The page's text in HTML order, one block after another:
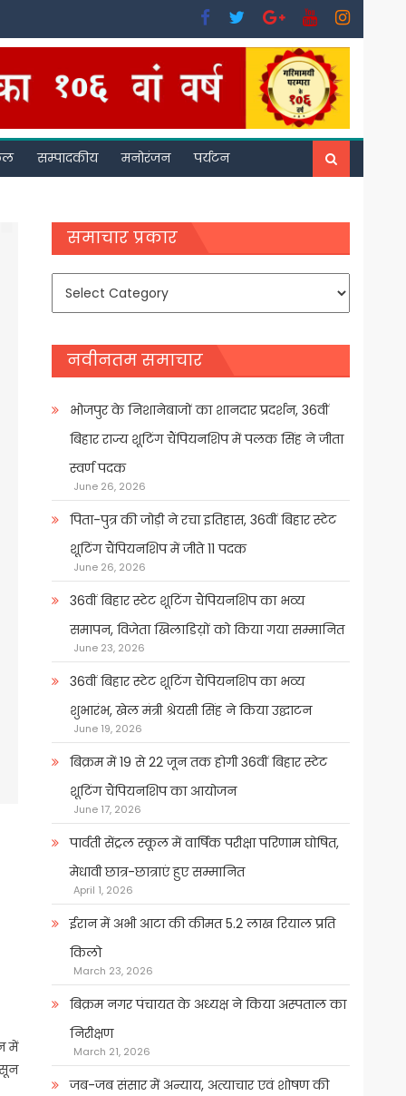
सम्पादकीय मनोरंजन पर्यटन
में
समाचार प्रकार
समाचार
नवीनतम समाचार
भोजपुर के निशानेबाजों का शानदार प्रदर्शन, 36वीं
बिहार राज्य शूटिंग चैंपियनशिप में पलक सिंह ने जीता
स्वर्ण पदक
June 26, 2026
पिता-पुत्र की जोड़ी ने रचा इतिहास, 36वीं बिहार स्टेट
शूटिंग चैंपियनशिप में जीते 11 पदक
June 26, 2026
36वीं बिहार स्टेट शूटिंग चैंपियनशिप का भव्य
समापन, विजेता खिलाडिय़ों को किया गया सम्मानित
June 23, 2026
36वीं बिहार स्टेट शूटिंग चैंपियनशिप का भव्य
शुभारंभ, खेल मंत्री श्रेयसी सिंह ने किया उद्घाटन
June 19, 2026
बिक्रम में 19 से 22 जून तक होगी 36वीं बिहार स्टेट
शूटिंग चैंपियनशिप का आयोजन
June 17, 2026
पार्वती सेंट्रल स्कूल में वार्षिक परीक्षा परिणाम घोषित,
मेधावी छात्र-छात्राएं हुए सम्मानित
April 1, 2026
ईरान में अभी आटा की कीमत 5.2 लाख रियाल प्रति
किलो
March 23, 2026
बिक्रम नगर पंचायत के अध्यक्ष ने किया अस्पताल का
निरीक्षण
March 21, 2026
जब-जब संसार में अन्याय, अत्याचार एवं शोषण की